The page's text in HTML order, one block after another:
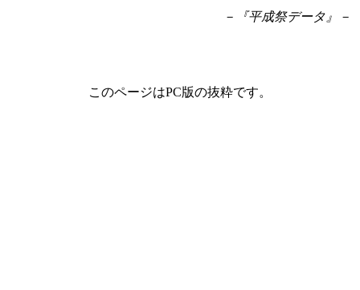
－『平成祭データ』－
このページはPC版の抜粋です。